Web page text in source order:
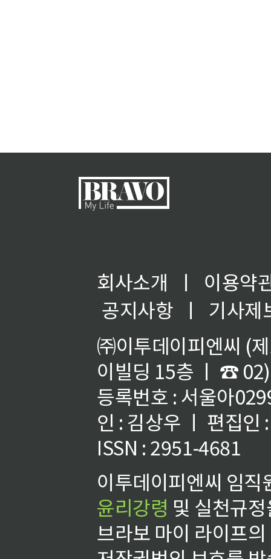
회사소개 ㅣ
이용약
공지사항
ㅣ
기사제
㈜이투데이피엔씨 (
이빌딩 15층 ㅣ ☎
등록번호 : 서울아
인 : 김상우 ㅣ 편집인
ISSN : 2951-4681
이투데이피엔씨 임
윤리강령 및 실천규
브라보 마이 라이프